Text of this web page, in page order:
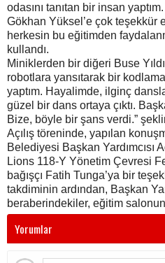
odasını tanıtan bir insan
Gökhan Yüksel’e çok teşekkür
herkesin bu eğitimden
kullandı.
Miniklerden bir diğeri Buse
robotlara yansıtarak bir
yaptım. Hayalimde, ilginç
güzel bir dans ortaya çıktı.
Bize, böyle bir şans verdi.”
Açılış töreninde, yapılan
Belediyesi Başkan Yardımcısı
Lions 118-Y Yönetim Çevresi
bağışçı Fatih Tunga’ya bir
takdiminin ardından, Başkan
beraberindekiler, eğitim
Yorumlar